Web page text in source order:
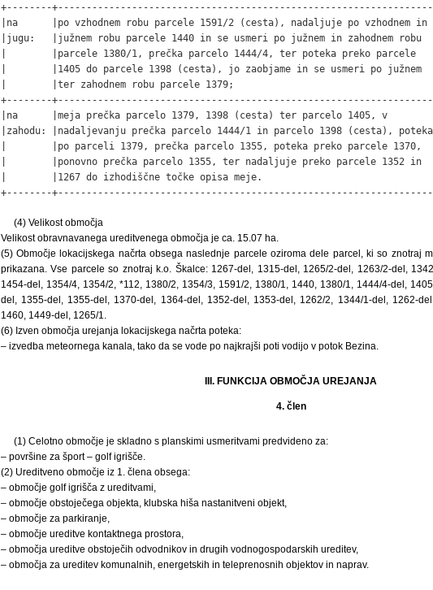
+--------+------------------------------------------------------------------
|na      |po vzhodnem robu parcele 1591/2 (cesta), nadaljuje po vzhodnem in |
|jugu:   |južnem robu parcele 1440 in se usmeri po južnem in zahodnem robu  |
|        |parcele 1380/1, prečka parcelo 1444/4, ter poteka preko parcele   |
|        |1405 do parcele 1398 (cesta), jo zaobjame in se usmeri po južnem  |
|        |ter zahodnem robu parcele 1379;                                   |
+--------+------------------------------------------------------------------
|na      |meja prečka parcelo 1379, 1398 (cesta) ter parcelo 1405, v        |
|zahodu: |nadaljevanju prečka parcelo 1444/1 in parcelo 1398 (cesta), poteka|
|        |po parceli 1379, prečka parcelo 1355, poteka preko parcele 1370,  |
|        |ponovno prečka parcelo 1355, ter nadaljuje preko parcele 1352 in  |
|        |1267 do izhodiščne točke opisa meje.                              |
+--------+------------------------------------------------------------------
(4) Velikost območja
Velikost obravnavanega ureditvenega območja je ca. 15.07 ha.
(5) Območje lokacijskega načrta obsega naslednje parcele oziroma dele parcel, ki so znotraj
prikazana. Vse parcele so znotraj k.o. Škalce: 1267-del, 1315-del, 1265/2-del, 1263/2-del,
1454-del, 1354/4, 1354/2, *112, 1380/2, 1354/3, 1591/2, 1380/1, 1440, 1380/1, 1444/4-del,
del, 1355-del, 1355-del, 1370-del, 1364-del, 1352-del, 1353-del, 1262/2, 1344/1-del, 1262-
1460, 1449-del, 1265/1.
(6) Izven območja urejanja lokacijskega načrta poteka:
– izvedba meteornega kanala, tako da se vode po najkrajši poti vodijo v potok Bezina.
III. FUNKCIJA OBMOČJA UREJANJA
4. člen
(1) Celotno območje je skladno s planskimi usmeritvami predvideno za:
– površine za šport – golf igrišče.
(2) Ureditveno območje iz 1. člena obsega:
– območje golf igrišča z ureditvami,
– območje obstoječega objekta, klubska hiša nastanitveni objekt,
– območje za parkiranje,
– območje ureditve kontaktnega prostora,
– območja ureditve obstoječih odvodnikov in drugih vodnogospodarskih ureditev,
– območja za ureditev komunalnih, energetskih in teleprenosnih objektov in naprav.